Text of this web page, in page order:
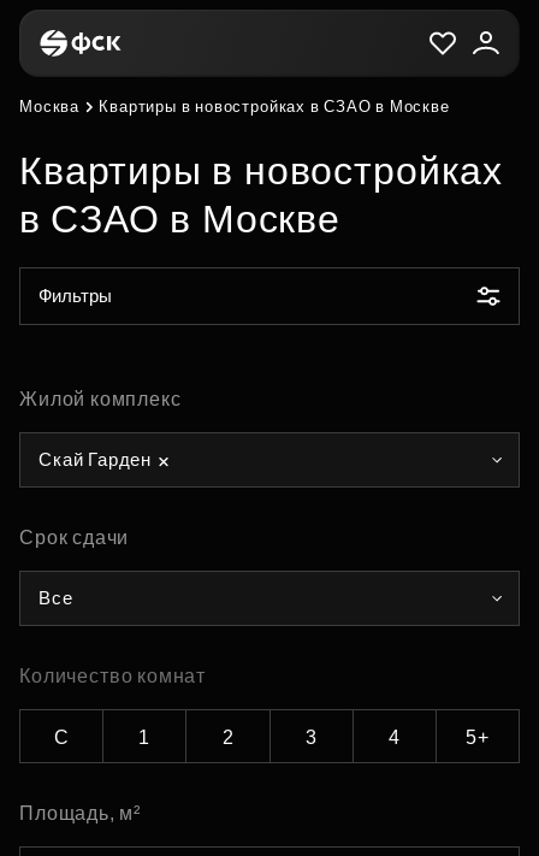
Москва Квартиры в новостройках в СЗАО в Москве
Квартиры в новостройках
в СЗАО в Москве
Фильтры
Жилой комплекс
Скай Гарден
Срок сдачи
Все
Количество комнат
С 1 2 3 4 5+
Площадь, м²